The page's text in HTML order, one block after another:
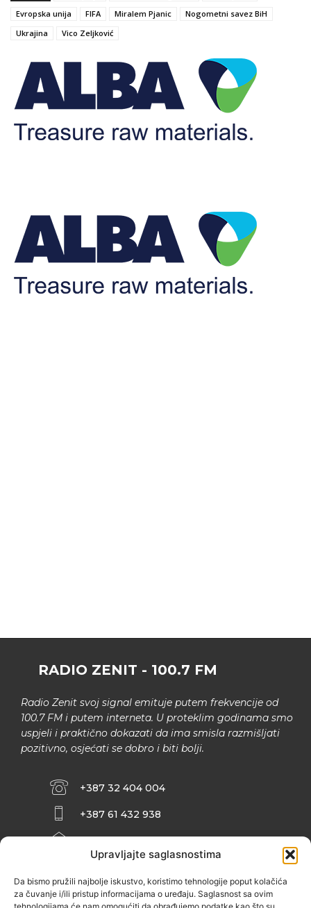
Upravljajte saglasnostima
Da bismo pružili najbolje iskustvo, koristimo tehnologije poput kolačića
za čuvanje i/ili pristup informacijama o uređaju. Saglasnost sa ovim
Evropska unija
FIFA Miralem Pjanic
Nogometni savez BiH
Ukrajina
Vico Zeljković
RADIO ZENIT - 100.7 FM
Radio Zenit svoj signal emituje putem frekvencije od
100.7 FM i putem interneta. U proteklim godinama smo
uspjeli i praktično dokazati da ima smisla razmišljati
pozitivno, osjećati se dobro i biti bolji.
+387 32 404 004
+387 61 432 938
INFO@ZENIT.BA
ZENIČANKA, 3. SPRAT), 72000 ZENICA